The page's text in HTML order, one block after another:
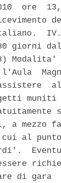
ore
giorni
Modalita'
assistere
a mezzo
al
essere
di gara